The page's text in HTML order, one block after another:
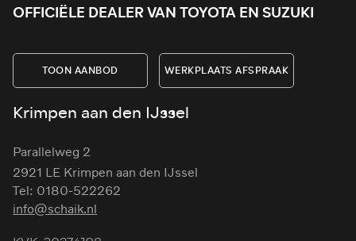
OFFICIËLE DEALER VAN TOYOTA EN SUZUKI
TOON AANBOD WERKPLAATS AFSPRAAK
Krimpen aan den IJssel
Parallelweg 2
2921 LE Krimpen aan den IJssel
Tel: 0180-522262
info@schaik.nl